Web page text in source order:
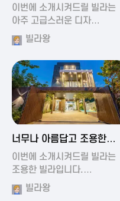
이번에 소개시켜드릴 빌라는
아주 고급스러운 디자…
빌라왕
2024-11-19 01:47
너무나 아름답고 조용한
풀빌라
이번에 소개시켜드릴 빌라는
조용한 빌라입니다.…
빌라왕